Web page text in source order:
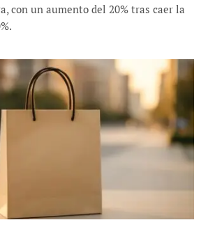
con un aumento del 20% tras caer la